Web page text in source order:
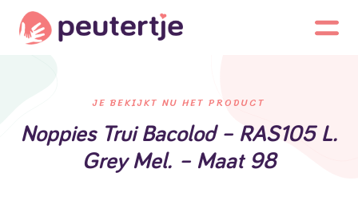
JE BEKIJKT NU HET PRODUCT
Noppies Trui Bacolod – RAS105 L.
Grey Mel. – Maat 98